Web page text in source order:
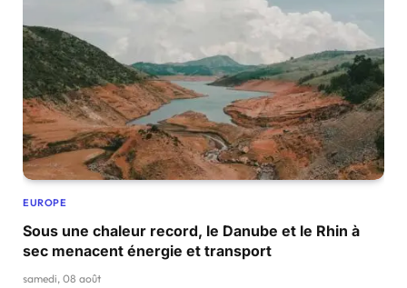
EUROPE
Sous une chaleur record, le Danube et le Rhin à
sec menacent énergie et transport
samedi, 08 août